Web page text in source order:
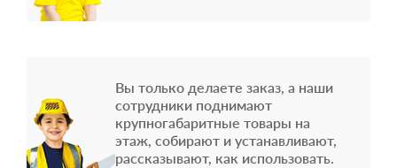
Вы только делаете заказ, а наши
сотрудники поднимают
крупногабаритные товары на
этаж, собирают и устанавливают,
рассказывают, как использовать.